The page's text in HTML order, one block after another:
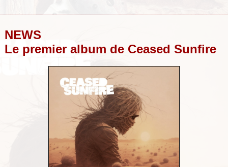
NEWS
Le premier album de Ceased Sunfire